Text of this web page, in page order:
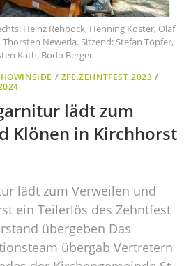
Heinz Rehbock, Henning Köster, Olaf
Newerla. Sitzend: Stefan Töpfer,
Kath, Bodo Berger
/ ZFE.ZEHNTFEST.2023 /
lädt zum
Klönen in Kirchhorst
lädt zum Verweilen und
ein Teilerlös des Zehntfest
übergeben Das
übergab Vertretern